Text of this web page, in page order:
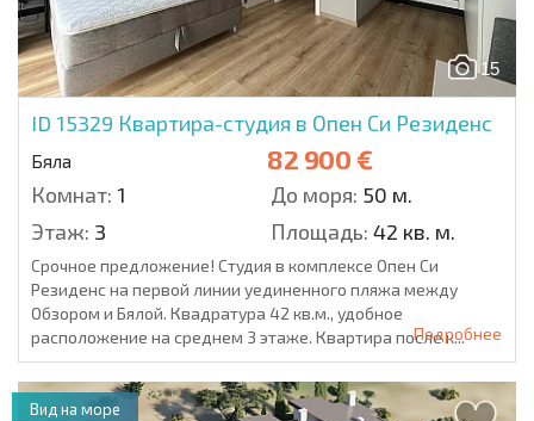
15
ID 15329 Квартира-студия в Опен Си Резиденс
Бяла 82 900 €
Комнат: 1 До моря: 50 м.
Этаж: 3 Площадь: 42 кв. м.
Срочное предложение! Студия в комплексе Опен Си
Резиденс на первой линии уединенного пляжа между
Обзором и Бялой. Квадратура 42 кв.м., удобное
расположение на среднем 3 этаже. Квартира после к...
Подробнее
Вид на море